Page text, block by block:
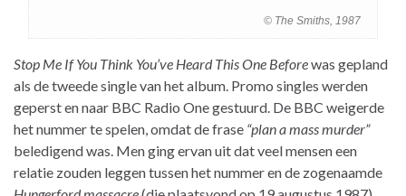
© The Smiths, 1987
Stop Me If You Think You’ve Heard This One Beforewas gepland
als de tweede single van het album. Promo singles werden
geperst en naar BBC Radio One gestuurd. De BBC weigerde
het nummer te spelen, omdat de frase “plan a mass murder”
beledigend was. Men ging ervan uit dat veel mensen een
relatie zouden leggen tussen het nummer en de zogenaamde